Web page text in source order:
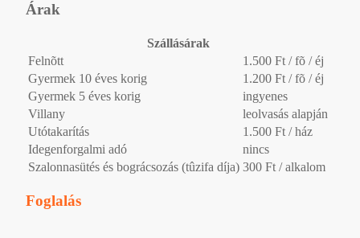
Árak
Szállásárak
Felnõtt
1.500 Ft / fõ / éj
Gyermek 10 éves korig
1.200 Ft / fõ / éj
Gyermek 5 éves korig
ingyenes
Villany
leolvasás alapján
Utótakarítás
1.500 Ft / ház
Idegenforgalmi adó
nincs
Szalonnasütés és bográcsozás (tûzifa díja) 300 Ft / alkalom
Foglalás